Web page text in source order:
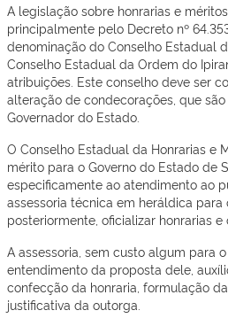
A legislação sobre honrarias e
principalmente pelo Decreto nº
denominação do Conselho Estadual
Conselho Estadual da Ordem do
atribuições. Este conselho deve ser
alteração de condecorações, que
Governador do Estado.
O Conselho Estadual da Honrarias e
mérito para o Governo do Estado de
especificamente ao atendimento ao
assessoria técnica em heráldica para
posteriormente, oficializar honrarias
A assessoria, sem custo algum para
entendimento da proposta dele,
confecção da honraria, formulação
justificativa da outorga.